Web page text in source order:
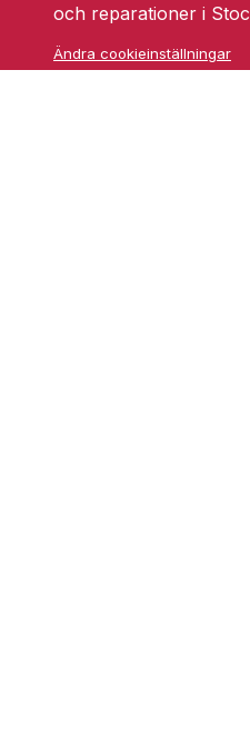
och reparationer i
Ändra cookieinställningar